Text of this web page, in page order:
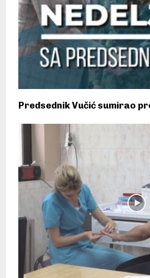
Predsednik Vučić sumirao